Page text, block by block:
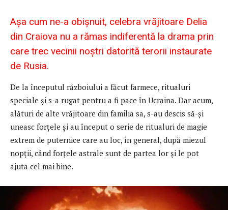
Așa cum ne-a obișnuit, celebra vrăjitoare Delia
din Craiova nu a rămas indiferentă la drama prin
care trec vecinii noștri datorită terorii instaurate
de Rusia.
De la începutul războiului a făcut farmece, ritualuri
speciale și s-a rugat pentru a fi pace în Ucraina. Dar acum,
alături de alte vrăjitoare din familia sa, s-au descis să-și
uneasc forțele și au început o serie de ritualuri de magie
extrem de puternice care au loc, în general, după miezul
nopții, când forțele astrale sunt de partea lor și le pot
ajuta cel mai bine.